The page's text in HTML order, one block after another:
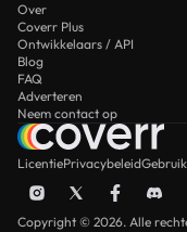
Over
Coverr Plus
Ontwikkelaars / API
Blog
FAQ
Adverteren
Neem contact op
LicentiePrivacybeleid
Copyright © 2026. Alle